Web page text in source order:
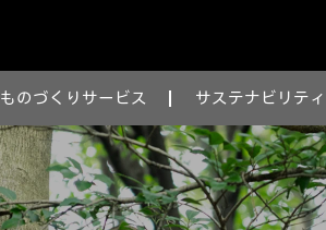
ものづくりサービス サステナビリティ